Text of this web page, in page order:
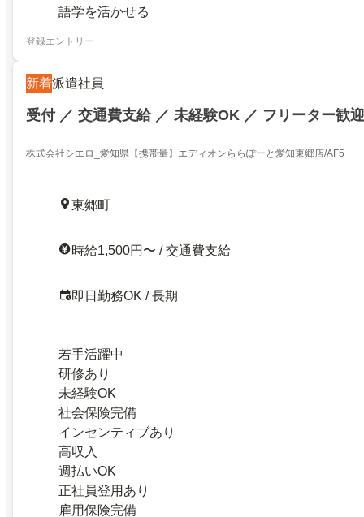
語学を活かせる
登録エントリー
新着派遣社員
受付 ／ 交通費支給 ／ 未経験OK ／ フリーター歓迎
株式会社シエロ_愛知県【携帯量】エディオンららぽーと愛知東郷店/AF5
東郷町
時給1,500円〜 / 交通費支給
即日勤務OK / 長期
若手活躍中
研修あり
未経験OK
社会保険完備
インセンティブあり
高収入
週払いOK
正社員登用あり
雇用保険完備